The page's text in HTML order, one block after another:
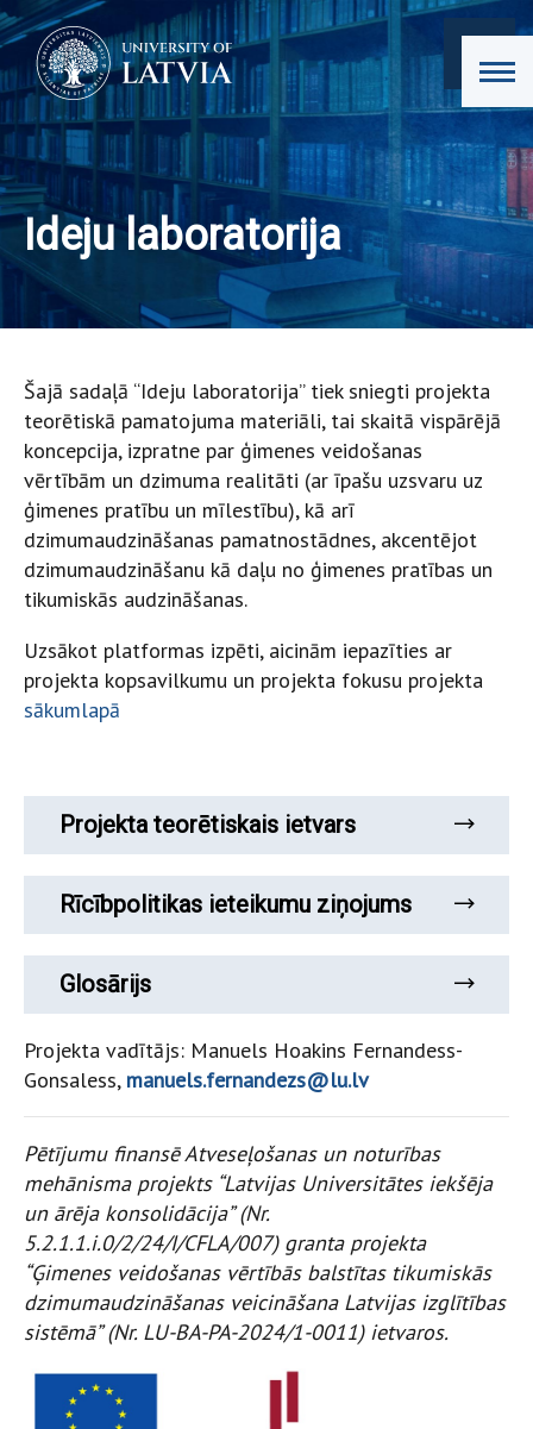
Ideju laboratorija
Šajā sadaļā “Ideju laboratorija” tiek sniegti projekta
teorētiskā pamatojuma materiāli, tai skaitā vispārējā
koncepcija, izpratne par ģimenes veidošanas
vērtībām un dzimuma realitāti (ar īpašu uzsvaru uz
ģimenes pratību un mīlestību), kā arī
dzimumaudzināšanas pamatnostādnes, akcentējot
dzimumaudzināšanu kā daļu no ģimenes pratības un
tikumiskās audzināšanas.
Uzsākot platformas izpēti, aicinām iepazīties ar
projekta kopsavilkumu un projekta fokusu projekta
sākumlapā
Projekta teorētiskais ietvars
Rīcībpolitikas ieteikumu ziņojums
Glosārijs
Projekta vadītājs: Manuels Hoakins Fernandess-
Gonsaless, manuels.fernandezs@lu.lv
Pētījumu finansē Atveseļošanas un noturības
mehānisma projekts “Latvijas Universitātes iekšēja
un ārēja konsolidācija” (Nr.
5.2.1.1.i.0/2/24/I/CFLA/007) granta projekta
“Ģimenes veidošanas vērtībās balstītas tikumiskās
dzimumaudzināšanas veicināšana Latvijas izglītības
sistēmā” (Nr. LU-BA-PA-2024/1-0011) ietvaros.